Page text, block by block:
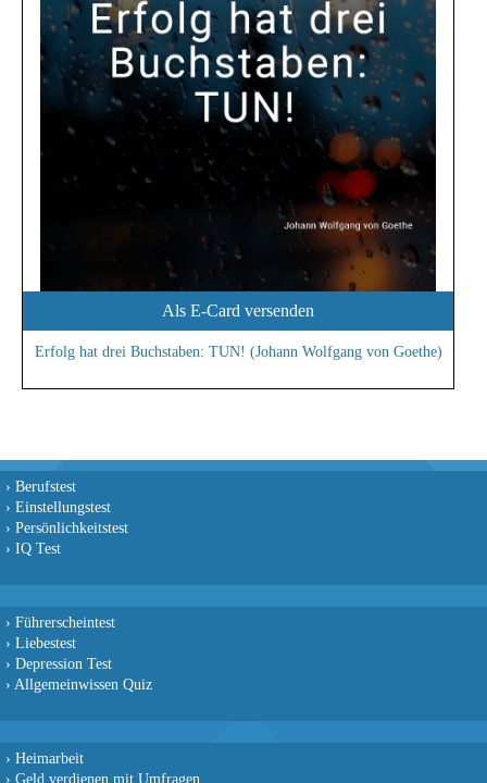
Als E-Card versenden
Erfolg hat drei Buchstaben: TUN! (Johann Wolfgang von Goethe)
› Berufstest
› Einstellungstest
› Persönlichkeitstest
› IQ Test
› Führerscheintest
› Liebestest
› Depression Test
› Allgemeinwissen Quiz
› Heimarbeit
› Geld verdienen mit Umfragen